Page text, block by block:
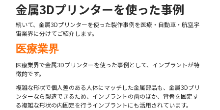
金属3Dプリンターを使った事例
続いて、金属3Dプリンターを使った製作事例を医療・自動車・航空宇
宙業界に分けてご紹介します。
医療業界
医療業界で金属3Dプリンターを使った事例として、インプラントが特
徴的です。
複雑な形状で個人差のある人体にマッチした金属部品も、金属3Dプリ
ンターなら製造できるため、インプラントの歯のほか、背骨を固定す
る複雑な形状の内固定を行うインプラントにも活用されています。